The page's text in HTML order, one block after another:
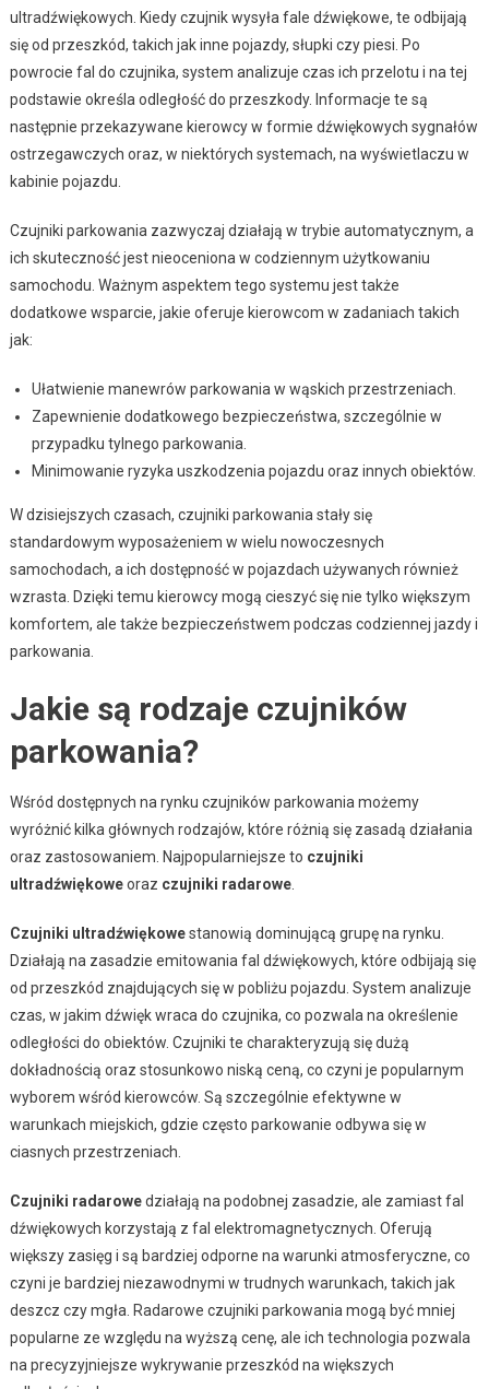
ultradźwiękowych. Kiedy czujnik wysyła fale dźwiękowe, te odbijają
się od przeszkód, takich jak inne pojazdy, słupki czy piesi. Po
powrocie fal do czujnika, system analizuje czas ich przelotu i na tej
podstawie określa odległość do przeszkody. Informacje te są
następnie przekazywane kierowcy w formie dźwiękowych sygnałów
ostrzegawczych oraz, w niektórych systemach, na wyświetlaczu w
kabinie pojazdu.
Czujniki parkowania zazwyczaj działają w trybie automatycznym, a
ich skuteczność jest nieoceniona w codziennym użytkowaniu
samochodu. Ważnym aspektem tego systemu jest także
dodatkowe wsparcie, jakie oferuje kierowcom w zadaniach takich
jak:
Ułatwienie manewrów parkowania w wąskich przestrzeniach.
Zapewnienie dodatkowego bezpieczeństwa, szczególnie w
przypadku tylnego parkowania.
Minimowanie ryzyka uszkodzenia pojazdu oraz innych obiektów.
W dzisiejszych czasach, czujniki parkowania stały się
standardowym wyposażeniem w wielu nowoczesnych
samochodach, a ich dostępność w pojazdach używanych również
wzrasta. Dzięki temu kierowcy mogą cieszyć się nie tylko większym
komfortem, ale także bezpieczeństwem podczas codziennej jazdy i
parkowania.
Jakie są rodzaje czujników
parkowania?
Wśród dostępnych na rynku czujników parkowania możemy
wyróżnić kilka głównych rodzajów, które różnią się zasadą działania
oraz zastosowaniem. Najpopularniejsze to czujniki
ultradźwiękoweoraz czujniki radarowe.
Czujniki ultradźwiękowestanowią dominującą grupę na rynku.
Działają na zasadzie emitowania fal dźwiękowych, które odbijają się
od przeszkód znajdujących się w pobliżu pojazdu. System analizuje
czas, w jakim dźwięk wraca do czujnika, co pozwala na określenie
odległości do obiektów. Czujniki te charakteryzują się dużą
dokładnością oraz stosunkowo niską ceną, co czyni je popularnym
wyborem wśród kierowców. Są szczególnie efektywne w
warunkach miejskich, gdzie często parkowanie odbywa się w
ciasnych przestrzeniach.
Czujniki radarowedziałają na podobnej zasadzie, ale zamiast fal
dźwiękowych korzystają z fal elektromagnetycznych. Oferują
większy zasięg i są bardziej odporne na warunki atmosferyczne, co
czyni je bardziej niezawodnymi w trudnych warunkach, takich jak
deszcz czy mgła. Radarowe czujniki parkowania mogą być mniej
popularne ze względu na wyższą cenę, ale ich technologia pozwala
na precyzyjniejsze wykrywanie przeszkód na większych